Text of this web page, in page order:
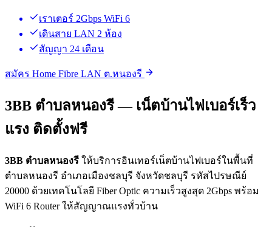
เราเตอร์ 2Gbps WiFi 6
เดินสาย LAN 2 ห้อง
สัญญา 24 เดือน
สมัคร Home Fibre LAN ต.หนองรี
3BB ตำบลหนองรี — เน็ตบ้านไฟเบอร์เร็ว
แรง ติดตั้งฟรี
3BB ตำบลหนองรี ให้บริการอินเทอร์เน็ตบ้านไฟเบอร์ในพื้นที่
ตำบลหนองรี อำเภอเมืองชลบุรี จังหวัดชลบุรี รหัสไปรษณีย์
20000 ด้วยเทคโนโลยี Fiber Optic ความเร็วสูงสุด 2Gbps พร้อม
WiFi 6 Router ให้สัญญาณแรงทั่วบ้าน